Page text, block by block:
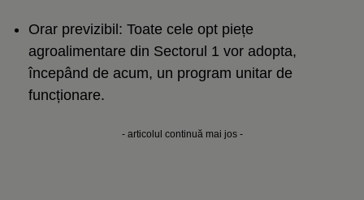
Orar previzibil: Toate cele opt piețe
agroalimentare din Sectorul 1 vor adopta,
începând de acum, un program unitar de
funcționare.
- articolul continuă mai jos -